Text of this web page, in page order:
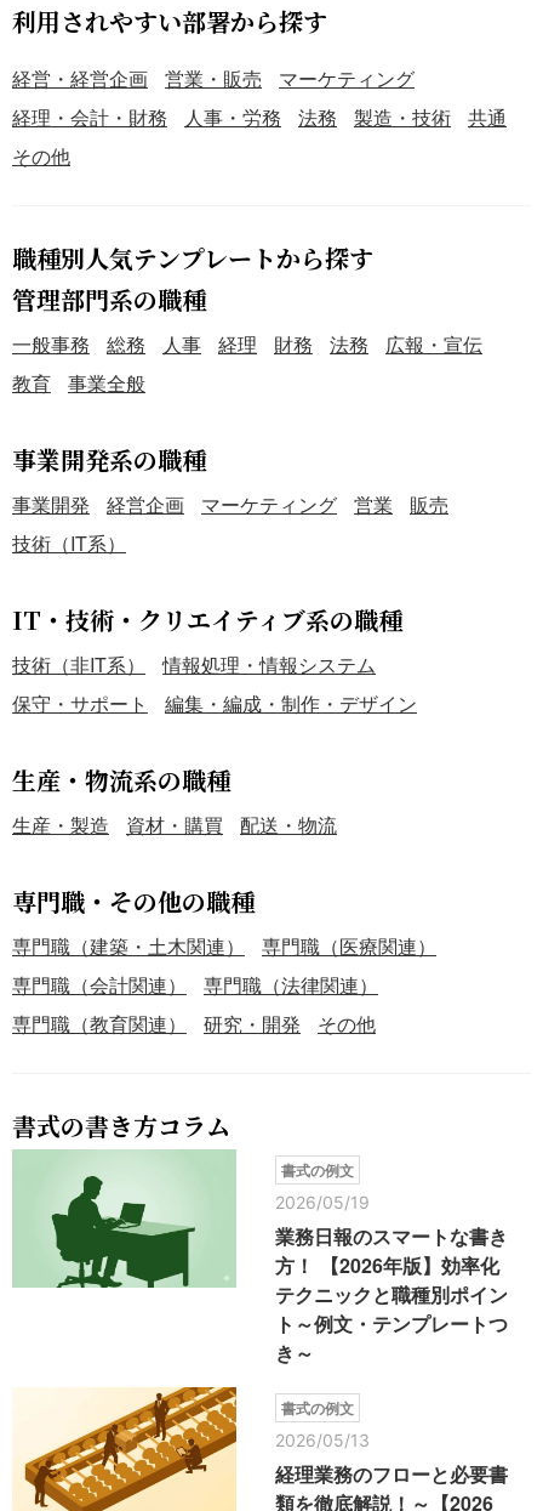
利用されやすい部署から探す
経営・経営企画 営業・販売
マーケティング
経理・会計・財務
人事・労務 法務 製造・技術
共通
その他
職種別人気テンプレートから探す
管理部門系の職種
一般事務 総務 人事 経理 財務 法務
広報・宣伝
教育
事業全般
事業開発系の職種
事業開発 経営企画 マーケティング 営業
販売
技術（IT系）
IT・技術・クリエイティブ系の職種
技術（非IT系）
情報処理・情報システム
保守・サポート
編集・編成・制作・デザイン
生産・物流系の職種
生産・製造 資材・購買 配送・物流
専門職・その他の職種
専門職（建築・土木関連）
専門職（医療関連）
専門職（会計関連）
専門職（法律関連）
専門職（教育関連）
研究・開発 その他
書式の書き方コラム
書式の例文
2026/05/19
業務日報のスマートな書き
方！ 【2026年版】効率化
テクニックと職種別ポイン
ト～例文・テンプレートつ
き～
書式の例文
2026/05/13
経理業務のフローと必要書
類を徹底解説！～【2026